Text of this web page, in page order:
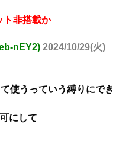
ト非搭載か
nEY2) 2024/10/29(火)
使うっていう縛りにでき
にして